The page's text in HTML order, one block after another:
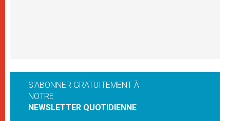
S'ABONNER GRATUITEMENT À
NOTRE
NEWSLETTER QUOTIDIENNE